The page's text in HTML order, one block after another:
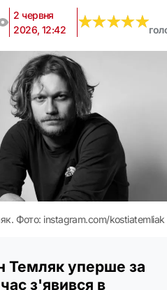
2 червня
2026, 12:42
★★★★★
★★★★★
Фото: instagram.com/kostiatemliak
Темляк уперше за
з'явився в